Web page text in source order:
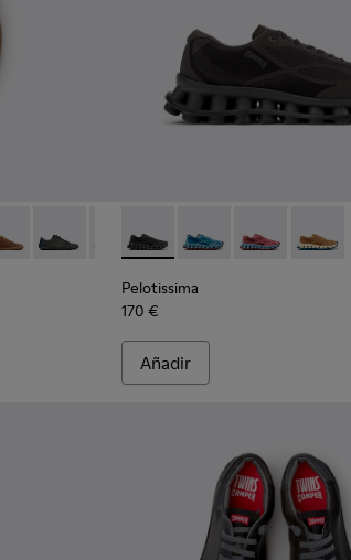
de piel blancas para hombre.
ante marrones para hombre.
de piel grises para hombre.
011
- K101114-010
Twins - K101114-009
Twins - K101114-007
Twins - K101114-006
Twins - K101114-005
Twins -
Pelotissima - K101109-006
Pelotissima -Pelotissima -
Pelotissima
170 €
Añadir